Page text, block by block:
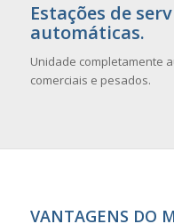
Estações de
automáticas.
Unidade completamente
comerciais e pesados.
VANTAGENS DO